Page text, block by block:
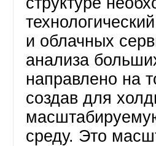
и облачных
анализа
направлено на
создав для
среду. Это